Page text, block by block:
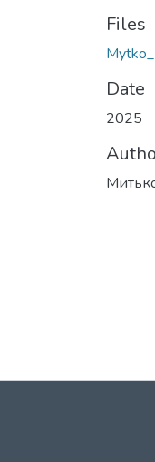
Files
Date
2025